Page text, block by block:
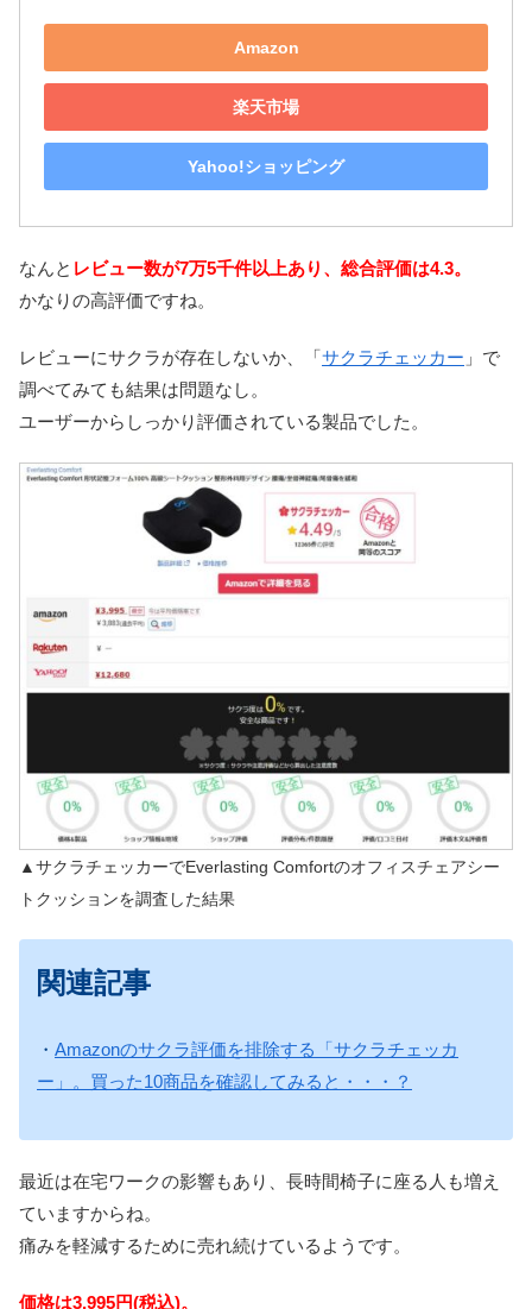
Amazon
楽天市場
Yahoo!ショッピング
なんと レビュー数が7万5千件以上あり、総合評価は4.3。
かなりの高評価ですね。
レビューにサクラが存在しないか、「サクラチェッカー 」で
調べてみても結果は問題なし。
ユーザーからしっかり評価されている製品でした。
▲サクラチェッカーでEverlasting Comfortのオフィスチェアシー
トクッションを調査した結果
関連記事
・ Amazonのサクラ評価を排除する「サクラチェッカ
ー」。買った10商品を確認してみると・・・？
最近は在宅ワークの影響もあり、長時間椅子に座る人も増え
ていますからね。
痛みを軽減するために売れ続けているようです。
価格は3,995円(税込)。